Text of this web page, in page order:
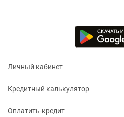
Личный кабинет
Кредитный калькулятор
Оплатить-кредит